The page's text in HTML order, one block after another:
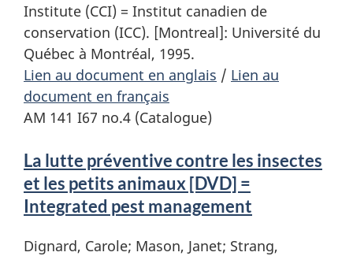
Institute (CCI) = Institut canadien de
conservation (ICC). [Montreal]: Université du
Québec à Montréal, 1995.
Lien au document en anglais / Lien au
document en français
AM 141 I67 no.4 (Catalogue)
La lutte préventive contre les insectes
et les petits animaux [DVD] =
Integrated pest management
Dignard, Carole; Mason, Janet; Strang,